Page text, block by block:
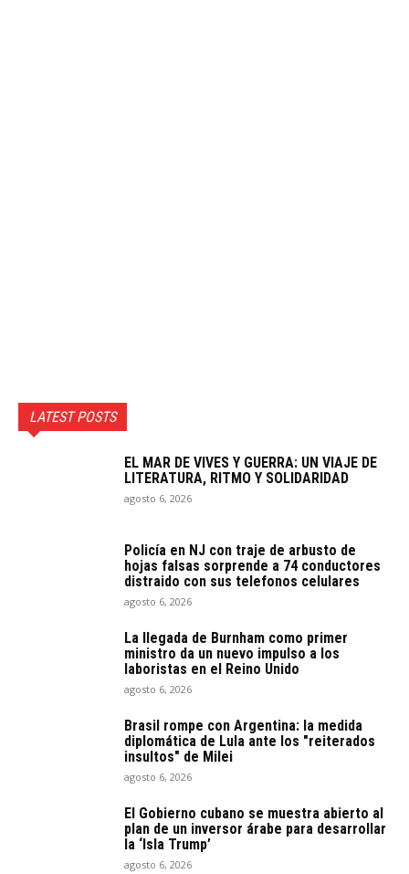
LATEST POSTS
EL MAR DE VIVES Y GUERRA: UN VIAJE DE
LITERATURA, RITMO Y SOLIDARIDAD
agosto 6, 2026
Policía en NJ con traje de arbusto de
hojas falsas sorprende a 74 conductores
distraido con sus telefonos celulares
agosto 6, 2026
La llegada de Burnham como primer
ministro da un nuevo impulso a los
laboristas en el Reino Unido
agosto 6, 2026
Brasil rompe con Argentina: la medida
diplomática de Lula ante los "reiterados
insultos" de Milei
agosto 6, 2026
El Gobierno cubano se muestra abierto al
plan de un inversor árabe para desarrollar
la ‘Isla Trump’
agosto 6, 2026